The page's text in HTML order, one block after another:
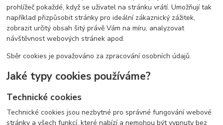
prohlížeč pokaždé, když se uživatel na stránku vrátí. Umožňují tak
například přizpůsobit stránky pro ideální zákaznický zážitek,
zobrazit určitý obsah šitý právě Vám na míru, analyzovat
návštěvnost webových stránek apod.
Sběr cookies je považováno za zpracování osobních údajů.
Jaké typy cookies používáme?
Technické cookies
Technické cookies jsou nezbytné pro správné fungování webové
stránky a všech funkcí, které nabízí a nemohou být vypnuty bez